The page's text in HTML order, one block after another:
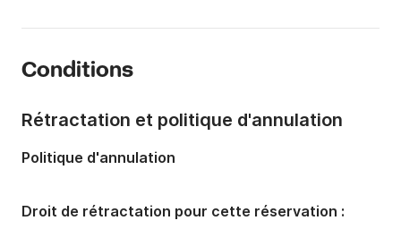
Capacité à bord:
Nombre de cabines:
Conditions
Rétractation et politique d'annulation
Politique d'annulation
Droit de rétractation pour cette réservation :